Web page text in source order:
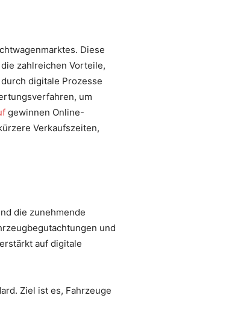
Diese
zahlreichen Vorteile,
digitale Prozesse
um
gewinnen Online-
Verkaufszeiten,
die zunehmende
und
auf digitale
Ziel ist es, Fahrzeuge